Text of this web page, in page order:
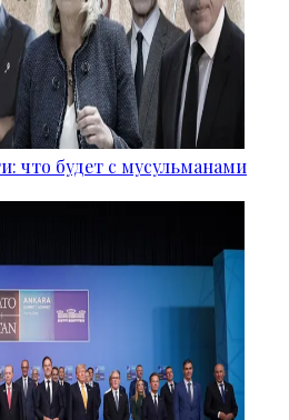
что будет с мусульманами